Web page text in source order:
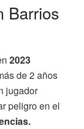
Barrios
2023
de 2 años
jugador
peligro en el